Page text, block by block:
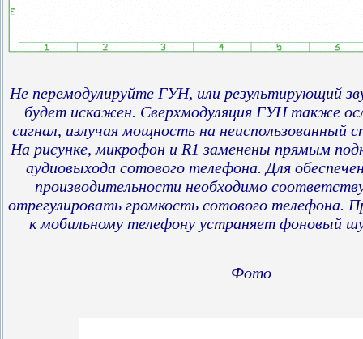
Не перемодулируйте ГУН, или результирующий
будет искажен. Сверхмодуляция ГУН также
сигнал, излучая мощность на неиспользованный
На рисунке, микрофон и R1 заменены прямым
аудиовыхода сотового телефона. Для
производительности необходимо
отрегулировать громкость сотового телефона.
к мобильному телефону устраняет фоновый
Фото